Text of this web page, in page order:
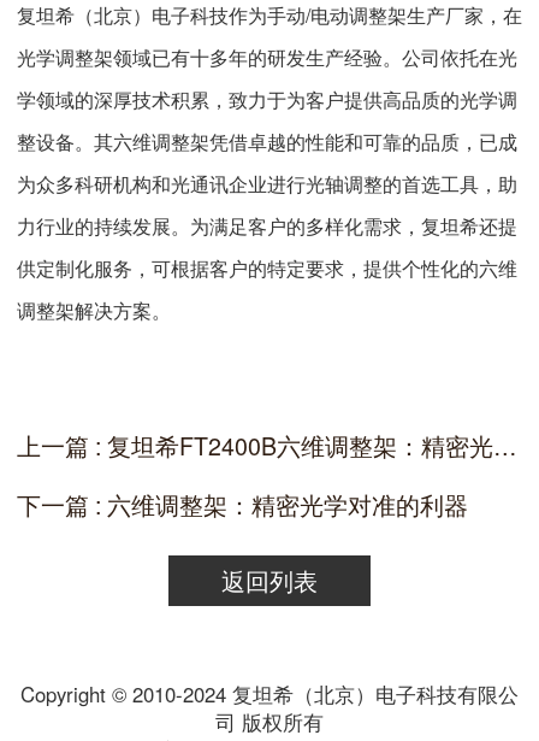
复坦希（北京）电子科技作为手动/电动调整架生产厂家，在
光学调整架领域已有十多年的研发生产经验。公司依托在光
学领域的深厚技术积累，致力于为客户提供高品质的光学调
整设备。其六维调整架凭借卓越的性能和可靠的品质，已成
为众多科研机构和光通讯企业进行光轴调整的首选工具，助
力行业的持续发展。为满足客户的多样化需求，复坦希还提
供定制化服务，可根据客户的特定要求，提供个性化的六维
调整架解决方案。
上一篇 : 复坦希FT2400B六维调整架：精密光学调整的利器
下一篇 : 六维调整架：精密光学对准的利器
返回列表
Copyright © 2010-2024 复坦希（北京）电子科技有限公
司 版权所有